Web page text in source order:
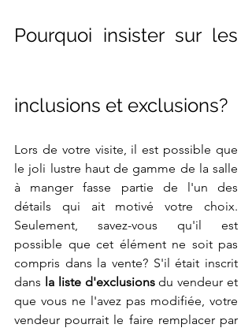
Pourquoi insister sur les
inclusions et exclusions?
Lors de votre visite, il est possible que
le joli lustre haut de gamme de la salle
à manger fasse partie de l'un des
détails qui ait motivé votre choix.
Seulement, savez-vous qu'il est
possible que cet élément ne soit pas
compris dans la vente? S'il était inscrit
dans la liste d'exclusions du vendeur et
que vous ne l'avez pas modifiée, votre
vendeur pourrait le faire remplacer par